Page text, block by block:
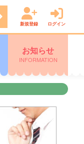
26:31 ぽよチャンネル
新規登録 ログイン
お知らせ
INFORMATION